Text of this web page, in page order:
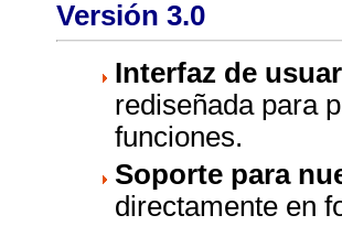
Versión 3.0
Interfaz de
rediseñada para
funciones.
Soporte para
directamente en